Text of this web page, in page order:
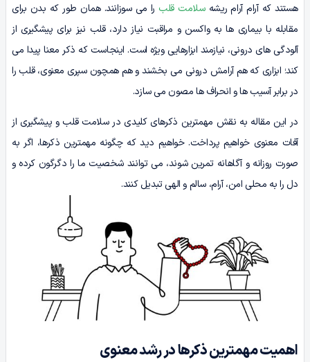
هستند که آرام آرام ریشهسلامت قلب را می سوزانند. همان طور که بدن برای
مقابله با بیماری ها به واکسن و مراقبت نیاز دارد، قلب نیز برای پیشگیری از
آلودگی های درونی، نیازمند ابزارهایی ویژه است. اینجاست که ذکر معنا پیدا می
کند؛ ابزاری که هم آرامش درونی می بخشند و هم همچون سپری معنوی، قلب را
در برابر آسیب ها و انحراف ها مصون می سازد.
در این مقاله به نقش مهمترین ذکرهای کلیدی در سلامت قلب و پیشگیری از
آفات معنوی خواهیم پرداخت. خواهیم دید که چگونه مهمترین ذکرها، اگر به
صورت روزانه و آگاهانه تمرین شوند، می توانند شخصیت ما را دگرگون کرده و
دل را به محلی امن، آرام، سالم و الهی تبدیل کنند.
اهمیت مهمترین ذکرها در رشد معنوی